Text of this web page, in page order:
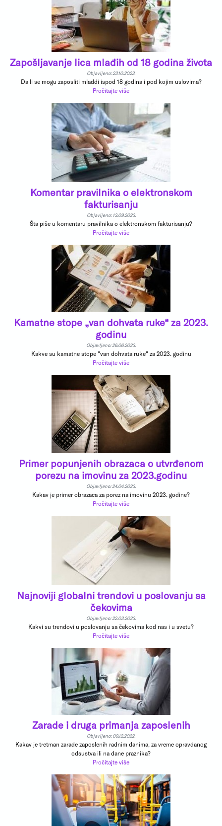
Zapošljavanje lica mlađih od 18 godina života
Objavljeno: 23.10.2023.
Da li se mogu zaposliti mladdi ispod 18 godina i pod kojim uslovima?
Pročitajte više
Komentar pravilnika o elektronskom
fakturisanju
Objavljeno: 13.09.2023.
Šta piše u komentaru pravilnika o elektronskom fakturisanju?
Pročitajte više
Kamatne stope „van dohvata ruke“ za 2023.
godinu
Objavljeno: 26.06.2023.
Kakve su kamatne stope "van dohvata ruke" za 2023. godinu
Pročitajte više
Primer popunjenih obrazaca o utvrđenom
porezu na imovinu za 2023.godinu
Objavljeno: 24.04.2023.
Kakav je primer obrazaca za porez na imovinu 2023. godine?
Pročitajte više
Najnoviji globalni trendovi u poslovanju sa
čekovima
Objavljeno: 22.03.2023.
Kakvi su trendovi u poslovanju sa čekovima kod nas i u svetu?
Pročitajte više
Zarade i druga primanja zaposlenih
Objavljeno: 09.12.2022.
Kakav je tretman zarade zaposlenih radnim danima, za vreme opravdanog
odsustva ili na dane praznika?
Pročitajte više